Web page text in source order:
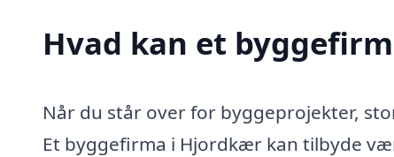
Hvad kan et
Når du står over for byggeprojekter,
Et byggefirma i Hjordkær kan tilbyde